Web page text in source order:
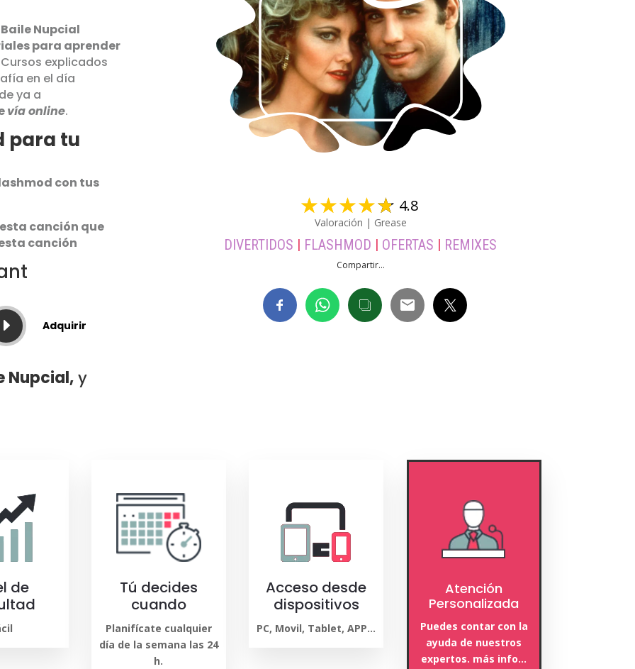
Nupcial
para aprender
explicados
en el día
ya a
vía online.
para tu
con tus
canción que
canción
E Adquirir
Nupcial,y
☆☆☆☆☆ 4.8
Valoración | Grease
DIVERTIDOS | FLASHMOD | OFERTAS | REMIXES
Compartir...
de
Tú decides
cuando
Planifícate cualquier
día de la semana las 24
h.
Acceso desde
dispositivos
PC, Movil, Tablet, APP…
Atención
Personalizada
Puedes contar con la
ayuda de nuestros
expertos. más info…